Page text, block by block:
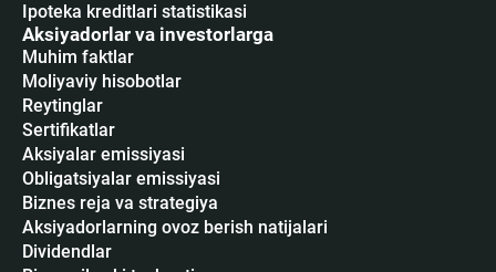
Ipoteka kreditlari statistikasi
Aksiyadorlar va investorlarga
Muhim faktlar
Moliyaviy hisobotlar
Reytinglar
Sertifikatlar
Аksiyalar emissiyasi
Obligatsiyalar emissiyasi
Biznes reja va strategiya
Aksiyadorlarning ovoz berish natijalari
Dividendlar